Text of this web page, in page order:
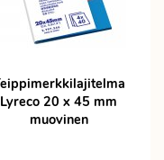
Lyreco 20 x 45 mm
muovinen